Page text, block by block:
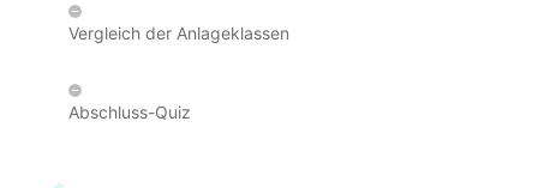
Vergleich der Anlageklassen
Abschluss-Quiz